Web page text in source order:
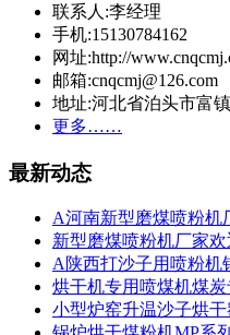
联系人:李经理
手机:15130784162
网址:http://
邮箱:cnqcmj@126.com
地址:河北省泊头市富
更多……
最新动态
A河南新型磨煤喷粉机
新型磨煤喷粉机厂家
A陕西打沙子用喷粉机
烘干机专用喷煤机煤
小型炉窑升温沙子烘